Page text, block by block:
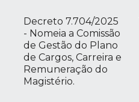
Decreto 7.704/2025
- Nomeia a Comissão
de Gestão do Plano
de Cargos, Carreira e
Remuneração do
Magistério.